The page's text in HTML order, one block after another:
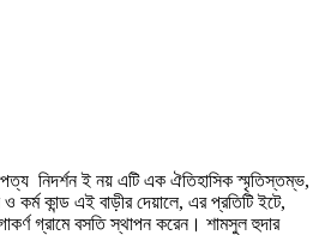
নিদর্শন ই নয় এটি এক ঐতিহাসিক স্মৃতিস্তম্ভ,
কর্ম কান্ড এই বাড়ীর দেয়ালে, এর প্রতিটি ইটে,
গ্রামে বসতি স্থাপন করেন। শামসুল হুদার